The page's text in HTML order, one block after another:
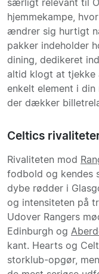
hjemmekampe,
ændrer sig hurtigt
pakker indeholder
dining, dedikeret
altid klogt at tjekke
enkelt element i
der dækker
Celtics
Rivaliteten mod
fodbold og kendes
dybe rødder i
og intensiteten på
Udover Rangers
Edinburgh og
kant. Hearts og
storklub-opgør,